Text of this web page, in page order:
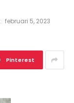
februari 5, 2023
Pinterest